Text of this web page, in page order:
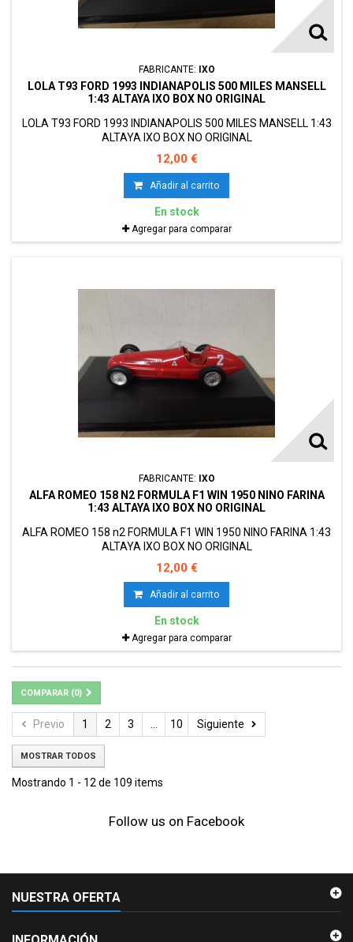
FABRICANTE: IXO
LOLA T93 FORD 1993 INDIANAPOLIS 500 MILES MANSELL
1:43 ALTAYA IXO BOX NO ORIGINAL
LOLA T93 FORD 1993 INDIANAPOLIS 500 MILES MANSELL 1:43
ALTAYA IXO BOX NO ORIGINAL
12,00 €
Añadir al carrito
En stock
Agregar para comparar
FABRICANTE: IXO
ALFA ROMEO 158 N2 FORMULA F1 WIN 1950 NINO FARINA
1:43 ALTAYA IXO BOX NO ORIGINAL
ALFA ROMEO 158 n2 FORMULA F1 WIN 1950 NINO FARINA 1:43
ALTAYA IXO BOX NO ORIGINAL
12,00 €
Añadir al carrito
En stock
Agregar para comparar
COMPARAR (0)
Previo 1 2 3 10 Siguiente
MOSTRAR TODOS
Mostrando 1 - 12 de 109 items
Follow us on Facebook
NUESTRA OFERTA